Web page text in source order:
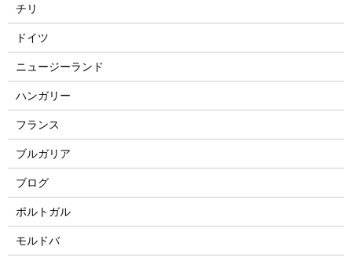
チリ
ドイツ
ニュージーランド
ハンガリー
フランス
ブルガリア
ブログ
ポルトガル
モルドバ